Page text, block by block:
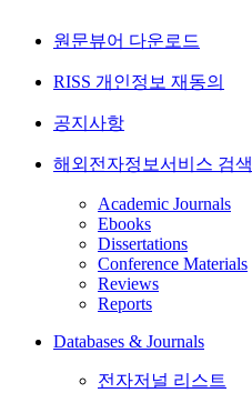
원문뷰어 다운로드
RISS 개인정보 재동의
공지사항
해외전자정보서비스 검색
Academic Journals
Ebooks
Dissertations
Conference Materials
Reviews
Reports
Databases & Journals
전자저널 리스트